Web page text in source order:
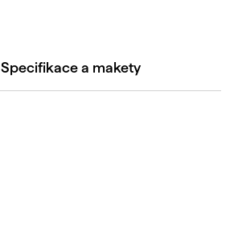
Specifikace a makety